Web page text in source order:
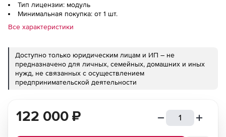
Тип лицензии: модуль
Минимальная покупка: от 1 шт.
Все характеристики
Доступно только юридическим лицам и ИП – не
предназначено для личных, семейных, домашних и иных
нужд, не связанных с осуществлением
предпринимательской деятельности
122 000 ₽